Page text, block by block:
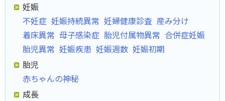
妊娠
不妊症 妊娠持続異常 妊婦健康診査 産み分け
着床異常 母子感染症 胎児付属物異常 合併症妊娠
胎児異常 妊娠疾患 妊娠週数 妊娠初期
胎児
赤ちゃんの神秘
成長